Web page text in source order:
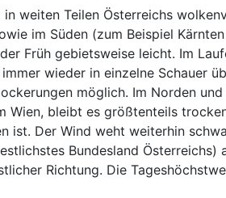
weiten Teilen Österreichs
im Süden (zum Beispiel
Früh gebietsweise leicht. Im
wieder in einzelne Schauer
möglich. Im Norden
Wien, bleibt es größtenteils
ist. Der Wind weht weiterhin
Bundesland Österreichs)
Richtung. Die